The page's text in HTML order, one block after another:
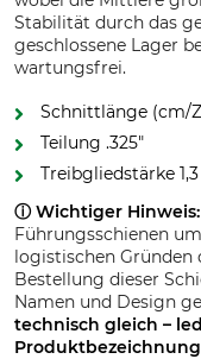
Stabilität durch das
geschlossene Lager
wartungsfrei.
Schnittlänge (cm/
Teilung .325"
Treibgliedstärke 1,3
ⓘ Wichtiger Hinweis:
Führungsschienen
logistischen Gründen
Bestellung dieser
Namen und Design
technisch gleich –
Produktbezeichnung